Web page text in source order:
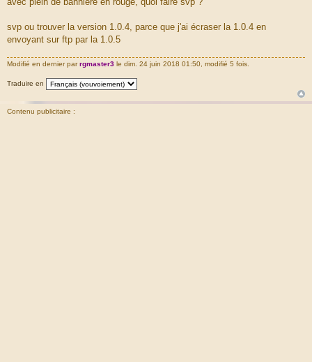
e
svp ou trouver la version 1.0.4, parce que j'ai écraser la 1.0.4 en
envoyant sur ftp par la 1.0.5
Modifié en dernier parrgmaster3 le dim. 24 juin 2018 01:50, modifié 5 fois.
Traduire en
Contenu publicitaire :